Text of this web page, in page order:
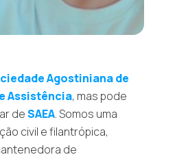
Agostiniana de
Assistência, mas pode
deSAEA. Somos uma
civil e filantrópica,
de